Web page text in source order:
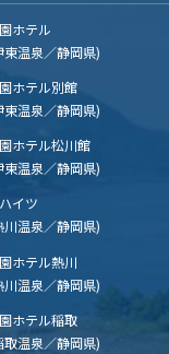
ホテル
東温泉／静岡県)
ホテル別館
東温泉／静岡県)
ホテル松川館
東温泉／静岡県)
イツ
川温泉／静岡県)
ホテル熱川
川温泉／静岡県)
ホテル稲取
取温泉／静岡県)